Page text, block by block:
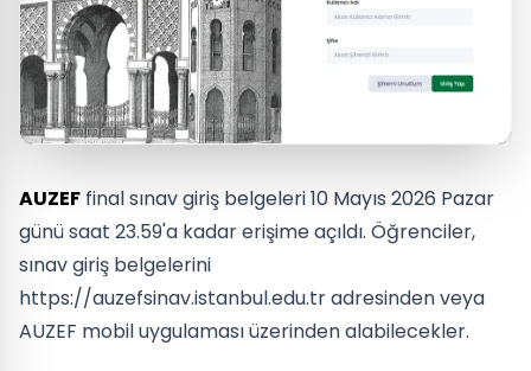
AUZEF final sınav giriş belgeleri 10 Mayıs 2026 Pazar
günü saat 23.59'a kadar erişime açıldı. Öğrenciler,
sınav giriş belgelerini
https://auzefsinav.istanbul.edu.tradresinden veya
AUZEF mobil uygulaması üzerinden alabilecekler.